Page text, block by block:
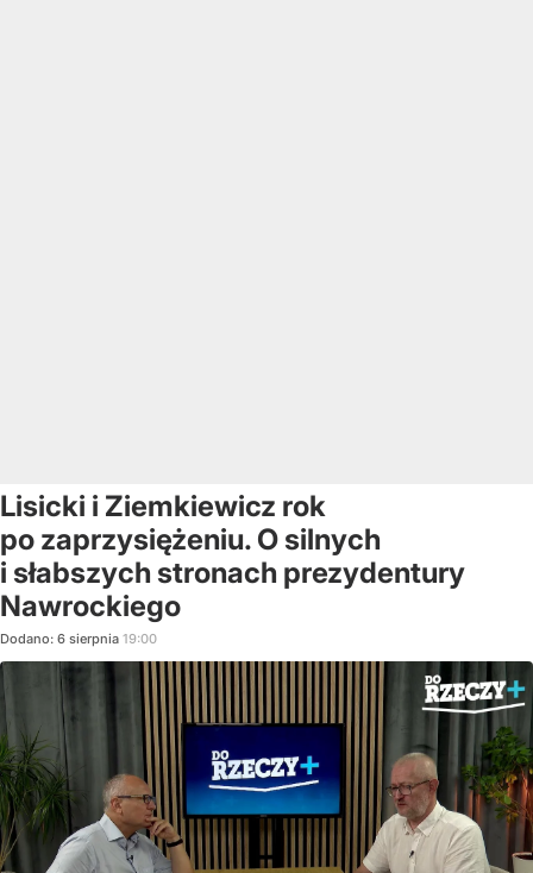
Lisicki i Ziemkiewicz rok
po zaprzysiężeniu. O silnych
i słabszych stronach prezydentury
Nawrockiego
Dodano: 6 sierpnia 19:00